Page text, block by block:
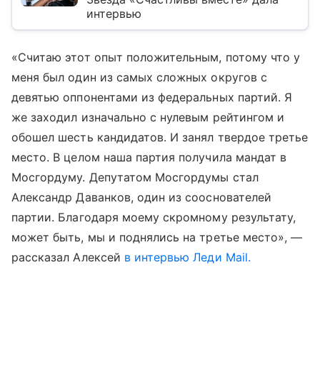
интервью
«Считаю этот опыт положительным, потому что у
меня был один из самых сложных округов с
девятью оппонентами из федеральных партий. Я
же заходил изначально с нулевым рейтингом и
обошел шесть кандидатов. И занял твердое третье
место. В целом наша партия получила мандат в
Мосгордуму. Депутатом Мосгордумы стал
Александр Даванков, один из сооснователей
партии. Благодаря моему скромному результату,
может быть, мы и поднялись на третье место», —
рассказал Алексей в интервью Леди Mail.